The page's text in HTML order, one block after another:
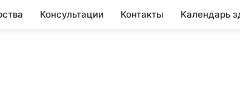
Консультации Контакты Календарь